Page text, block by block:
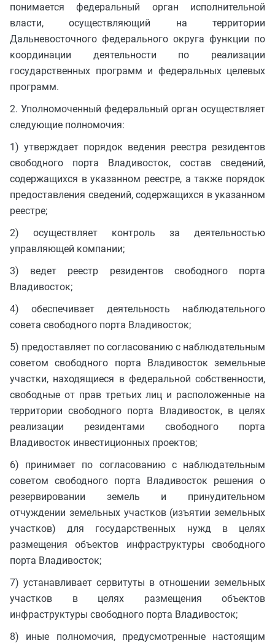
понимается федеральный орган исполнительной
власти, осуществляющий на территории
Дальневосточного федерального округа функции по
координации деятельности по реализации
государственных программ и федеральных целевых
программ.
2. Уполномоченный федеральный орган осуществляет
следующие полномочия:
1) утверждает порядок ведения реестра резидентов
свободного порта Владивосток, состав сведений,
содержащихся в указанном реестре, а также порядок
предоставления сведений, содержащихся в указанном
реестре;
2) осуществляет контроль за деятельностью
управляющей компании;
3) ведет реестр резидентов свободного порта
Владивосток;
4) обеспечивает деятельность наблюдательного
совета свободного порта Владивосток;
5) предоставляет по согласованию с наблюдательным
советом свободного порта Владивосток земельные
участки, находящиеся в федеральной собственности,
свободные от прав третьих лиц и расположенные на
территории свободного порта Владивосток, в целях
реализации резидентами свободного порта
Владивосток инвестиционных проектов;
6) принимает по согласованию с наблюдательным
советом свободного порта Владивосток решения о
резервировании земель и принудительном
отчуждении земельных участков (изъятии земельных
участков) для государственных нужд в целях
размещения объектов инфраструктуры свободного
порта Владивосток;
7) устанавливает сервитуты в отношении земельных
участков в целях размещения объектов
инфраструктуры свободного порта Владивосток;
8) иные полномочия, предусмотренные настоящим